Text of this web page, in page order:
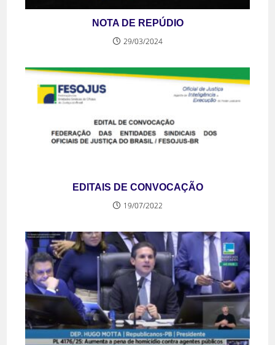
NOTA DE REPÚDIO
29/03/2024
EDITAIS DE CONVOCAÇÃO
19/07/2022